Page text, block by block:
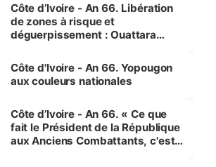
Côte d’Ivoire - An 66. Libération
de zones à risque et
déguerpissement : Ouattara
l'Etat de droit pour préserver les
vies humaines »
Côte d'Ivoire - An 66. Yopougon
aux couleurs nationales
Côte d’Ivoire - An 66. « Ce que
fait le Président de la République
aux Anciens Combattants, c'est